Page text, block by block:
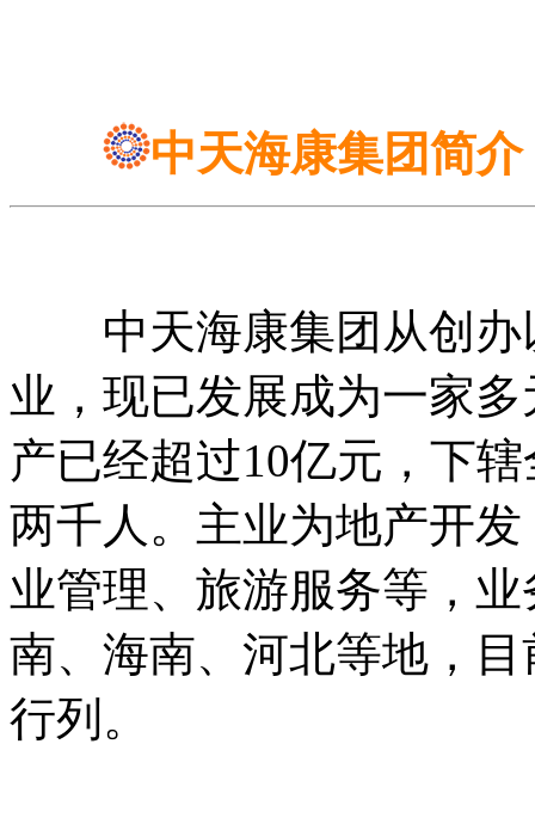
中天海康集团简介
中天海康集团从创办
业，现已发展成为一家
产已经超过10亿元，下
两千人。主业为地产开
业管理、旅游服务等，
南、海南、河北等地，
行列。